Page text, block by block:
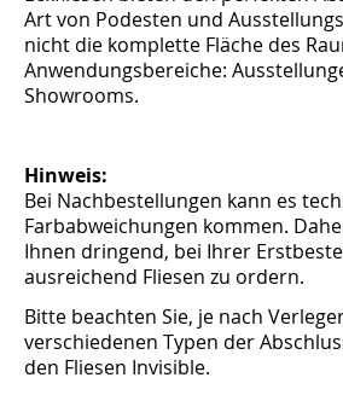
Art von Podesten und
nicht die komplette Fläche des
Anwendungsbereiche:
Showrooms.
Hinweis:
Bei Nachbestellungen kann es
Farbabweichungen kommen.
Ihnen dringend, bei Ihrer
ausreichend Fliesen zu ordern.
Bitte beachten Sie, je nach
verschiedenen Typen der
den Fliesen Invisible.